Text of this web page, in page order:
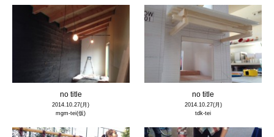
no title
2014.10.27(月)
mgm-tei(仮)
no title
2014.10.27(月)
tdk-tei